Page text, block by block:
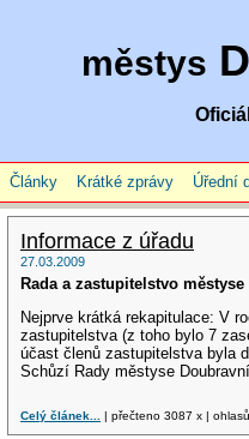
městys
Články Krátké zprávy Úřední
Informace z úřadu
27.03.2009
Rada a zastupitelstvo městyse
Nejprve krátká rekapitulace: V
zastupitelstva (z toho bylo 7
účast členů zastupitelstva byla
Schůzí Rady městyse
Celý článek... | přečteno 3087 x |